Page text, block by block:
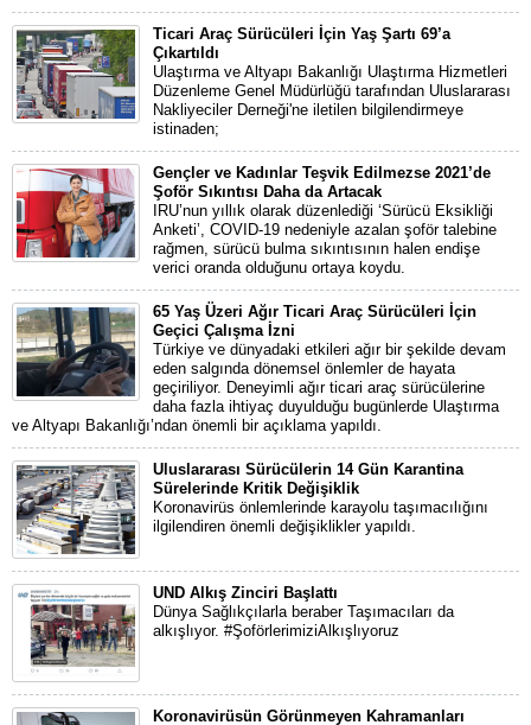
Ticari Araç Sürücüleri İçin Yaş Şartı 69’a
Çıkartıldı
Ulaştırma ve Altyapı Bakanlığı Ulaştırma Hizmetleri
Düzenleme Genel Müdürlüğü tarafından Uluslararası
Nakliyeciler Derneği'ne iletilen bilgilendirmeye
istinaden;
Gençler ve Kadınlar Teşvik Edilmezse 2021’de
Şoför Sıkıntısı Daha da Artacak
IRU’nun yıllık olarak düzenlediği ‘Sürücü Eksikliği
Anketi’, COVID-19 nedeniyle azalan şoför talebine
rağmen, sürücü bulma sıkıntısının halen endişe
verici oranda olduğunu ortaya koydu.
65 Yaş Üzeri Ağır Ticari Araç Sürücüleri İçin
Geçici Çalışma İzni
Türkiye ve dünyadaki etkileri ağır bir şekilde devam
eden salgında dönemsel önlemler de hayata
geçiriliyor. Deneyimli ağır ticari araç sürücülerine
daha fazla ihtiyaç duyulduğu bugünlerde Ulaştırma
ve Altyapı Bakanlığı’ndan önemli bir açıklama yapıldı.
Uluslararası Sürücülerin 14 Gün Karantina
Sürelerinde Kritik Değişiklik
Koronavirüs önlemlerinde karayolu taşımacılığını
ilgilendiren önemli değişiklikler yapıldı.
UND Alkış Zinciri Başlattı
Dünya Sağlıkçılarla beraber Taşımacıları da
alkışlıyor. #ŞoförlerimiziAlkışlıyoruz
Koronavirüsün Görünmeyen Kahramanları